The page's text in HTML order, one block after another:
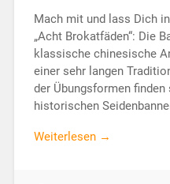
Mach mit und lass Dich
„Acht Brokatfäden“: Die
klassische chinesische
einer sehr langen
der Übungsformen
historischen
Weiterlesen →